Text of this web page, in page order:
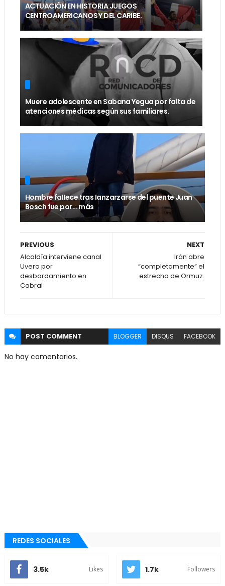
ACTUACIÓN EN HISTORIA JUEGOS
CENTROAMERICANOS Y DEL CARIBE.
Muere adolescente en Sabana Yegua por falta de
atenciones médicas según sus familiares.
Hombre faIIece tras Ianzarzarse del puente Juan
Bosch fue por... más
NEXT
Irán abre
“completamente” el
estrecho de Ormuz.
PREVIOUS
Alcaldía interviene canal
Uvero por
desbordamiento en
Cabral
POST COMMENT BLOGGER DISQUS FACEBOOK
No hay comentarios.
REDES SOCIALES
3.5k Likes 1.7k Followers